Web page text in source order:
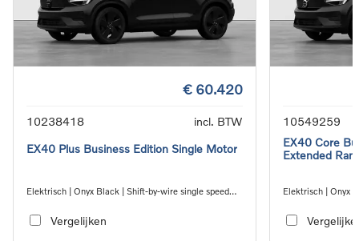
€ 60.420
10238418
incl. BTW
EX40 Plus Business Edition Single Motor
Elektrisch | Onyx Black | Shift-by-wire single speed
Vergelijken
10549259
EX40 Core
Extended
Elektrisch | Onyx